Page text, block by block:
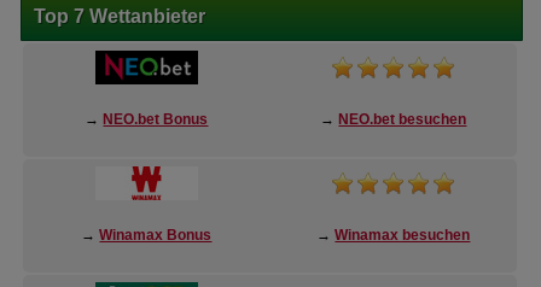
Top 7 Wettanbieter
→ NEO.bet Bonus → NEO.bet besuchen
→Winamax Bonus →Winamax besuchen